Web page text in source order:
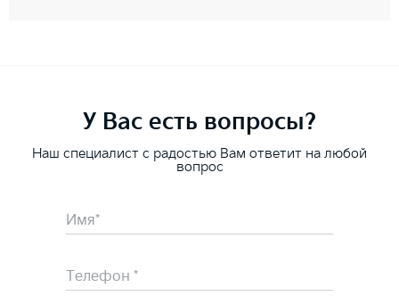
У Вас есть вопросы?
Наш специалист с радостью Вам ответит на любой
вопрос